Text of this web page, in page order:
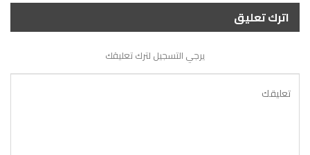
اترك تعليق
يرجي التسجيل لترك تعليقك